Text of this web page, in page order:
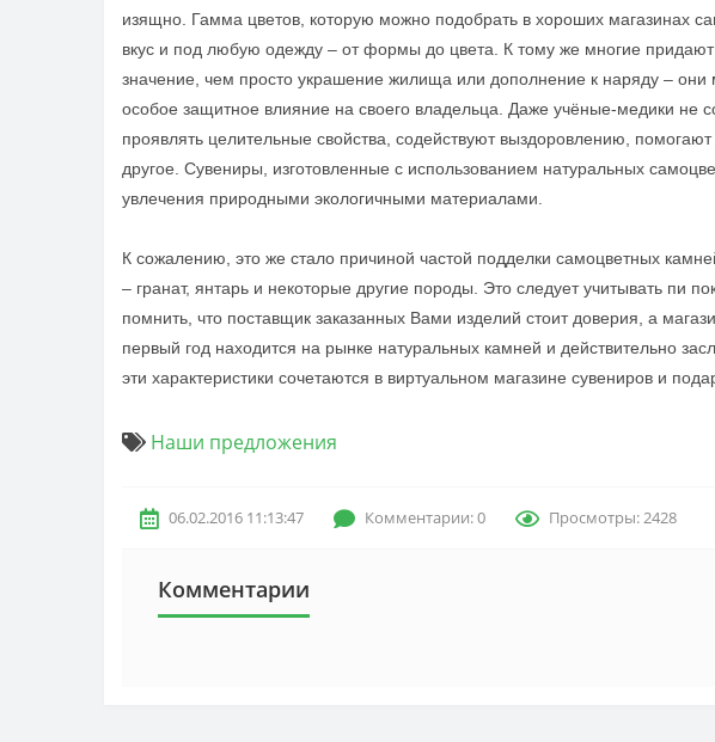
изящно. Гамма цветов, которую можно подобрать в хороших магазинах
вкус и под любую одежду – от формы до цвета. К тому же многие
значение, чем просто украшение жилища или дополнение к наряду – они
особое защитное влияние на своего владельца. Даже учёные-медики не
проявлять целительные свойства, содействуют выздоровлению,
другое. Сувениры, изготовленные с использованием натуральных
увлечения природными экологичными материалами.
К сожалению , это же стало причиной частой подделки самоцветных
– гранат, янтарь и некоторые другие породы. Это следует учитывать пи
помнить, что поставщик заказанных Вами изделий стоит доверия, а
первый год находится на рынке натуральных камней и действительно
эти характеристики сочетаются в виртуальном магазине сувениров и
Наши предложения
06.02.2016 11:13:47 Комментарии: 0 Просмотры: 2428
Комментарии